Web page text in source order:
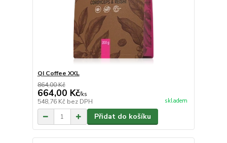
QI Coffee XXL
864,00 Kč
664,00 Kč/ks
548,76 Kč bez DPH skladem
Přidat do košíku